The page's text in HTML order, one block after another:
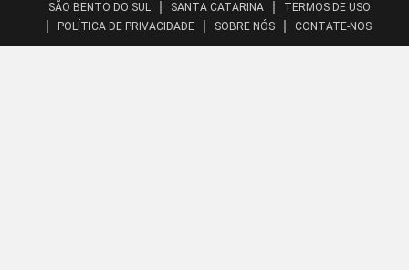
SÃO BENTO DO SUL
SANTA CATARINA
TERMOS DE USO
POLÍTICA DE PRIVACIDADE
SOBRE NÓS CONTATE-NOS